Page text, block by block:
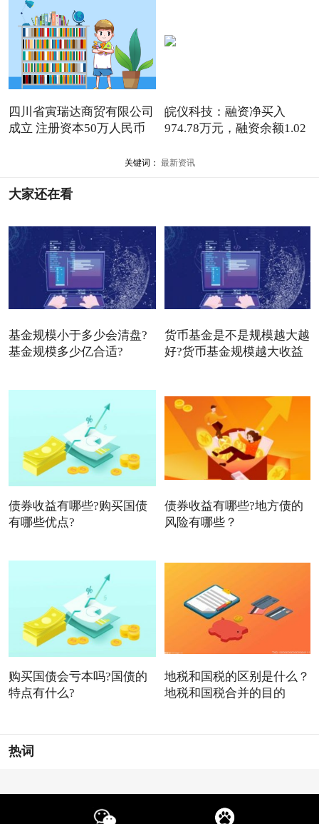
四川省寅瑞达商贸有限公司
成立 注册资本50万人民币
皖仪科技：融资净买入
974.78万元，融资余额1.02
关键词： 最新资讯
大家还在看
基金规模小于多少会清盘?
基金规模多少亿合适?
货币基金是不是规模越大越
好?货币基金规模越大收益
债券收益有哪些?购买国债
有哪些优点?
债券收益有哪些?地方债的
风险有哪些？
购买国债会亏本吗?国债的
特点有什么?
地税和国税的区别是什么？
地税和国税合并的目的
热词